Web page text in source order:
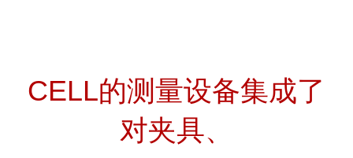
CELL的测量设备集成了
对夹具、